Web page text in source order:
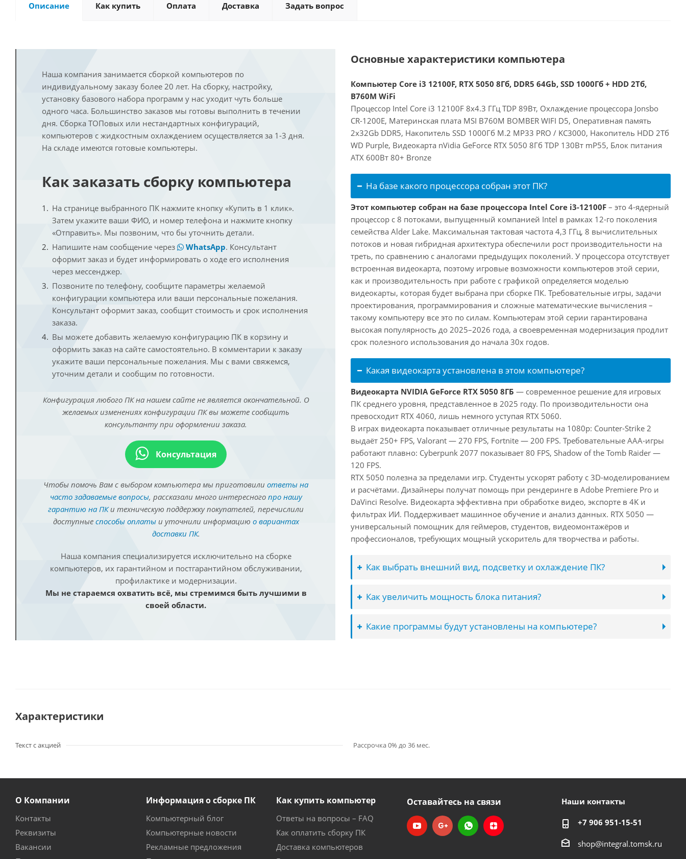
Описание Как купить Оплата Доставка Задать вопрос
Наша компания занимается сборкой компьютеров по
индивидуальному заказу более 20 лет. На сборку, настройку,
установку базового набора программ у нас уходит чуть больше
одного часа. Большинство заказов мы готовы выполнить в течении
дня. Сборка ТОПовых или нестандартных конфигураций,
компьютеров с жидкостным охлаждением осуществляется за 1-3 дня.
На складе имеются готовые компьютеры.
Как заказать сборку компьютера
На странице выбранного ПК нажмите кнопку «Купить в 1 клик».
Затем укажите ваши ФИО, и номер телефона и нажмите кнопку
«Отправить». Мы позвоним, что бы уточнить детали.
Напишите нам сообщение через
WhatsApp. Консультант
оформит заказ и будет информировать о ходе его исполнения
через мессенджер.
Позвоните по телефону, сообщите параметры желаемой
конфигурации компьютера или ваши персональные пожелания.
Консультант оформит заказ, сообщит стоимость и срок исполнения
заказа.
Вы можете добавить желаемую конфигурацию ПК в корзину и
оформить заказ на сайте самостоятельно. В комментарии к заказу
укажите ваши персональные пожелания. Мы с вами свяжемся,
уточним детали и сообщим по готовности.
Конфигурация любого ПК на нашем сайте не является окончательной. О
желаемых изменениях конфигурации ПК вы можете сообщить
консультанту при оформлении заказа.
Консультация
Чтобы помочь Вам с выбором компьютера мы приготовили ответы на
часто задаваемые вопросы, рассказали много интересного про нашу
гарантию на ПКи техническую поддержку покупателей, перечислили
доступные способы оплатыи уточнили информацию о вариантах
доставки ПК.
Наша компания специализируется исключительно на сборке
компьютеров, их гарантийном и постгарантийном обслуживании,
профилактике и модернизации.
Мы не стараемся охватить всё, мы стремимся быть лучшими в
своей области.
Основные характеристики компьютера
Компьютер Core i3 12100F, RTX 5050 8Гб, DDR5 64Gb, SSD 1000Гб + HDD 2Тб,
B760M WiFi
Процессор Intel Core i3 12100F 8x4.3 ГГц TDP 89Вт, Охлаждение процессора Jonsbo
CR-1200E, Материнская плата MSI B760M BOMBER WIFI D5, Оперативная память
2x32Gb DDR5, Накопитель SSD 1000Гб M.2 MP33 PRO / KC3000, Накопитель HDD 2Тб
WD Purple, Видеокарта nVidia GeForce RTX 5050 8Гб TDP 130Вт mP55, Блок питания
ATX 600Вт 80+ Bronze
На базе какого процессора собран этот ПК?
Этот компьютер собран на базе процессора Intel Core i3-12100F – это 4-ядерный
процессор с 8 потоками, выпущенный компанией Intel в рамках 12-го поколения
семейства Alder Lake. Максимальная тактовая частота 4,3 ГГц, 8 вычислительных
потоков и новая гибридная архитектура обеспечили рост производительности на
треть, по сравнению с аналогами предыдущих поколений. У процессора отсутствует
встроенная видеокарта, поэтому игровые возможности компьютеров этой серии,
как и производительность при работе с графикой определяется моделью
видеокарты, которая будет выбрана при сборке ПК. Требовательные игры, задачи
проектирования, программирования и сложные математические вычисления –
такому компьютеру все это по силам. Компьютерам этой серии гарантирована
высокая популярность до 2025–2026 года, а своевременная модернизация продлит
срок полезного использования до начала 30х годов.
Какая видеокарта установлена в этом компьютере?
Видеокарта NVIDIA GeForce RTX 5050 8ГБ — современное решение для игровых
ПК среднего уровня, представленное в 2025 году. По производительности она
превосходит RTX 4060, лишь немного уступая RTX 5060.
В играх видеокарта показывает отличные результаты на 1080p: Counter-Strike 2
выдаёт 250+ FPS, Valorant — 270 FPS, Fortnite — 200 FPS. Требовательные AAA-игры
работают плавно: Cyberpunk 2077 показывает 80 FPS, Shadow of the Tomb Raider —
120 FPS.
RTX 5050 полезна за пределами игр. Студенты ускорят работу с 3D-моделированием
и расчётами. Дизайнеры получат помощь при рендеринге в Adobe Premiere Pro и
DaVinci Resolve. Видеокарта эффективна при обработке видео, экспорте в 4K и
фильтрах ИИ. Поддерживает машинное обучение и анализ данных. RTX 5050 —
универсальный помощник для геймеров, студентов, видеомонтажёров и
профессионалов, требующих мощный ускоритель для творчества и работы.
Как выбрать внешний вид, подсветку и охлаждение ПК?
Как увеличить мощность блока питания?
Какие программы будут установлены на компьютере?
Характеристики
Текст с акцией Рассрочка 0% до 36 мес.
О Компании
Контакты
Реквизиты
Вакансии
Информация о сборке ПК
Компьютерный блог
Компьютерные новости
Рекламные предложения
Как купить компьютер
Ответы на вопросы – FAQ
Как оплатить сборку ПК
Доставка компьютеров
Оставайтесь на связи Наши контакты
+7 906 951-15-51
shop@integral.tomsk.ru